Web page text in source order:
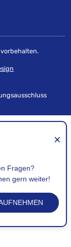
×
Fragen?
gern weiter!